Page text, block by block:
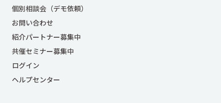
個別相談会（デモ依頼）
お問い合わせ
紹介パートナー募集中
共催セミナー募集中
ログイン
ヘルプセンター